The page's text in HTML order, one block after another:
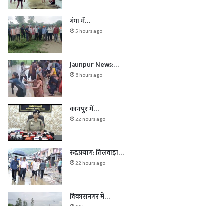
गंगा में…
5 hours ago
Jaunpur News:…
6 hours ago
कानपुर में…
22 hours ago
रुद्रप्रयाग: तिलवाड़ा…
22 hours ago
विकासनगर में…